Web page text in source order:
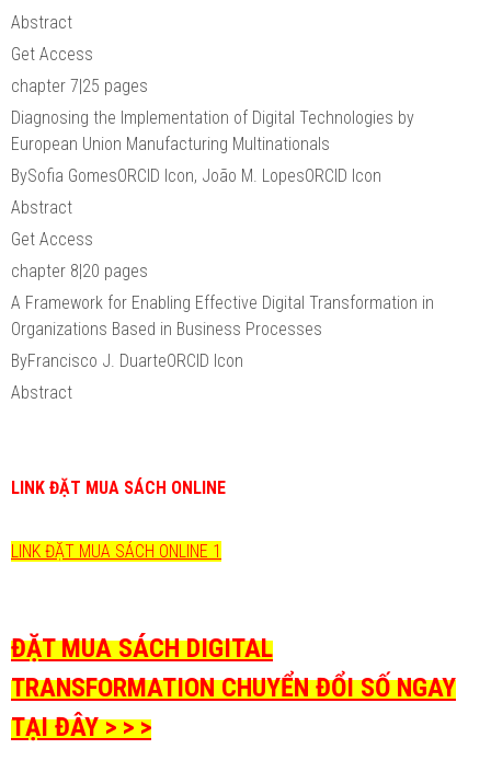
Abstract
Get Access
chapter 7|25 pages
Diagnosing the Implementation of Digital Technologies by
European Union Manufacturing Multinationals
BySofia GomesORCID Icon, João M. LopesORCID Icon
Abstract
Get Access
chapter 8|20 pages
A Framework for Enabling Effective Digital Transformation in
Organizations Based in Business Processes
ByFrancisco J. DuarteORCID Icon
Abstract
LINK ĐẶT MUA SÁCH ONLINE
LINK ĐẶT MUA SÁCH ONLINE 1
ĐẶT MUA SÁCH DIGITAL
TRANSFORMATION CHUYỂN ĐỔI SỐ NGAY
TẠI ĐÂY > > >